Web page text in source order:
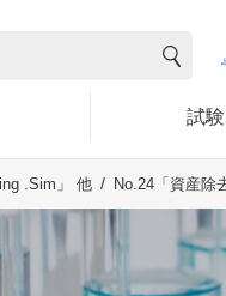
試験
.Sim」 他 No.24「資産除